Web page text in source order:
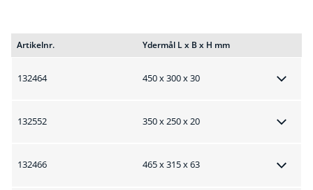
Artikelnr. Ydermål L x B x H mm
132464 450 x 300 x 30
132552 350 x 250 x 20
132466 465 x 315 x 63